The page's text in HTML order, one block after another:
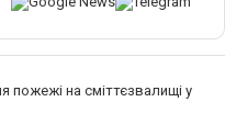
пожежі на сміттєзвалищі у